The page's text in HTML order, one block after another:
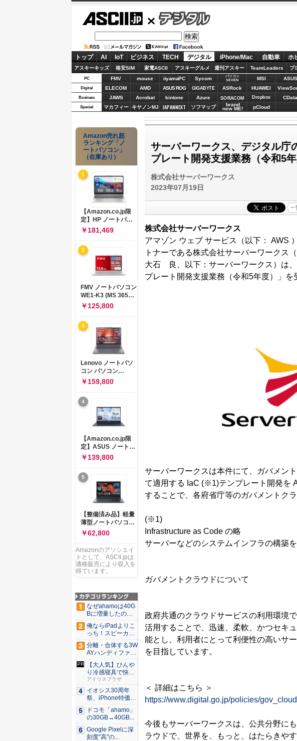
デジタル
トップ AI IoT ビジネス TECH デジタル iPhone/Mac 自動車 ホ
アスキーキッズ 格安SIM 家電ASCII アスキーグルメ 週刊アスキー TeamLeaders プ
PC FMV mouse iiyamaPC Sycom
パソコン
SEVEN
MSI ASUS
Digital ELECOM AMD ASUS ROG GIGABYTE ASRock HUAWEI
Business JAWS Acrobat kintone Azure SORACOM Dropbox CData
Special マカフィー キヤノンMJ JAPANNEXT ソフマップ brand
new ME! pCloud
サーバーワークス、デジタル庁
プレート開発支援業務（令和5
株式会社サーバーワークス
2023年07月19日
一
株式会社サーバーワークス
アマゾン ウェブ サービス（以下： AWS
トナーである株式会社サーバーワークス
大石 良、以下：サーバーワークス）は
プレート開発支援業務（令和5年度）」を
サーバーワークスは本件にて、ガバメン
て適用する IaC (※1)テンプレート開発を
することで、各府省庁等のガバメントク
(※1)
Infrastructure as Code の略
サーバーなどのシステムインフラの構築
ガバメントクラウドについて
政府共通のクラウドサービスの利用環境
活用することで、迅速、柔軟、かつセキ
能とし、利用者にとって利便性の高いサ
を目指しています。
＜ 詳細はこちら ＞
https://www.digital.go.jp/policies/
今後もサーバーワークスは、公共分野に
ラウドで、世界を、もっと、はたらきや
Amazon売れ筋
ランキング「ノ
ートパソコン」
（在庫あり）
1
【Amazon.co.jp限
定】HP ノートパソ
コン 15-fd 15.6イン
チ インテル Core 5
120U メモリ16GB
SSD512GB
Windows 11
Microsoft Office
2024搭載 WPS
Office搭載 カメラシ
ャッター 指紋認証 薄
型 Copilotキー搭載
ナチュラルシルバー
￥181,469
2
FMV ノートパソコン
WE1-K3 (MS 365
Personal/Copilotキ
ー搭載/Win 11/15.6
型/Core
i5/16GB/SSD
512GB/ホワイト)
FMVWK3E15W_AZ
￥125,800
3
Lenovo ノートパソ
コン パソコン
IdeaPad Slim 3 14.0
インチ AMD
Ryzen™ 5 8640HS
メモリ16GB
SSD512GB
Microsoft 365 試用
版 Windows11 バッ
テリー駆動12.6時間
重量1.39kg ルナグレ
ー 83K9003JJP ノー
トPC
￥159,800
4
【Amazon.co.jp限
定】ASUS ノートパ
ソコン Vivobook 15
M1502NAQ 15.6イ
ンチ AMD Ryzen 7
170 メモリ16GB
SSD 512GB
Microsoft 365
Personal (24か月版)
搭載 Windows 11 重
量1.7kg Wi-Fi 6E ク
ワイエットブルー
M1502NAQ-
￥139,800
5
【整備済み品】軽量
薄型ノートパソコン
dynabook G83 ■
13.3型
FHD(1920x1080) -
高性能第11世代Core
i5-1135G7 - メモリ
16GB - SSD 256GB
USB Type-C - MS
Office 2021 - Win11
搭載
￥62,800
Amazonのアソシエイ
トとして、ASCII.jpは
適格販売により収入を
得ています。
なぜahamoは40G
Bに増量したの
か ...
俺ならiPadよりこ
っち！スピーカー
9個...
分離・合体する3W
AYハンディファ
ン。置...
【大人気】ひんや
り冷感寝具で快適
な睡眠を...
アイリスプラザ
イオシス30周年
祭、iPhone特価品
を...
ドコモ「ahamo」
の30GB→40GB...
Google Pixelに深
刻度"高"の...